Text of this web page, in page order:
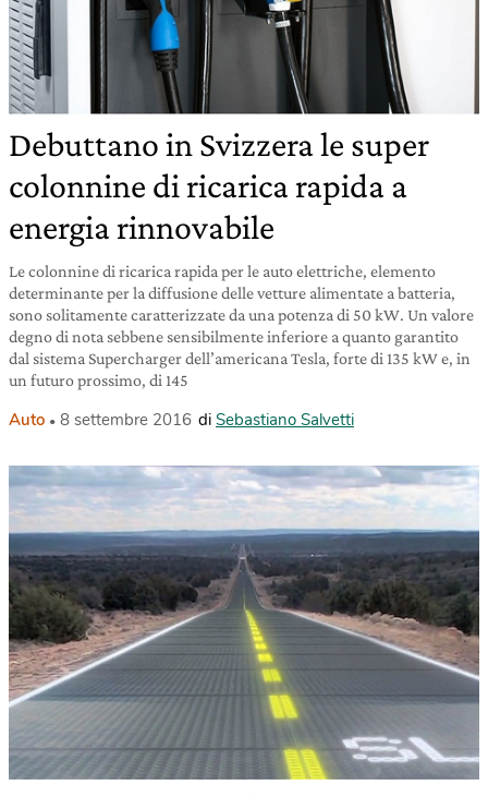
Debuttano in Svizzera le super
colonnine di ricarica rapida a
energia rinnovabile
Le colonnine di ricarica rapida per le auto elettriche, elemento
determinante per la diffusione delle vetture alimentate a batteria,
sono solitamente caratterizzate da una potenza di 50 kW. Un valore
degno di nota sebbene sensibilmente inferiore a quanto garantito
dal sistema Supercharger dell’americana Tesla, forte di 135 kW e, in
un futuro prossimo, di 145
Auto 8 settembre 2016 di Sebastiano Salvetti